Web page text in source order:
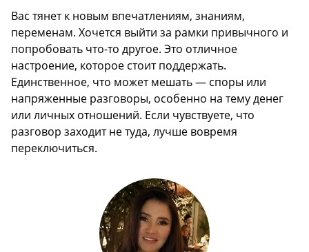
Вас тянет к новым впечатлениям, знаниям,
переменам. Хочется выйти за рамки привычного и
попробовать что-то другое. Это отличное
настроение, которое стоит поддержать.
Единственное, что может мешать — споры или
напряженные разговоры, особенно на тему денег
или личных отношений. Если чувствуете, что
разговор заходит не туда, лучше вовремя
переключиться.